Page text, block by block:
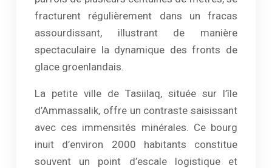
fracturent régulièrement dans un fracas
assourdissant, illustrant de manière
spectaculaire la dynamique des fronts de
glace groenlandais.
La petite ville de Tasiilaq, située sur l’île
d’Ammassalik, offre un contraste saisissant
avec ces immensités minérales. Ce bourg
inuit d’environ 2000 habitants constitue
souvent un point d’escale logistique et